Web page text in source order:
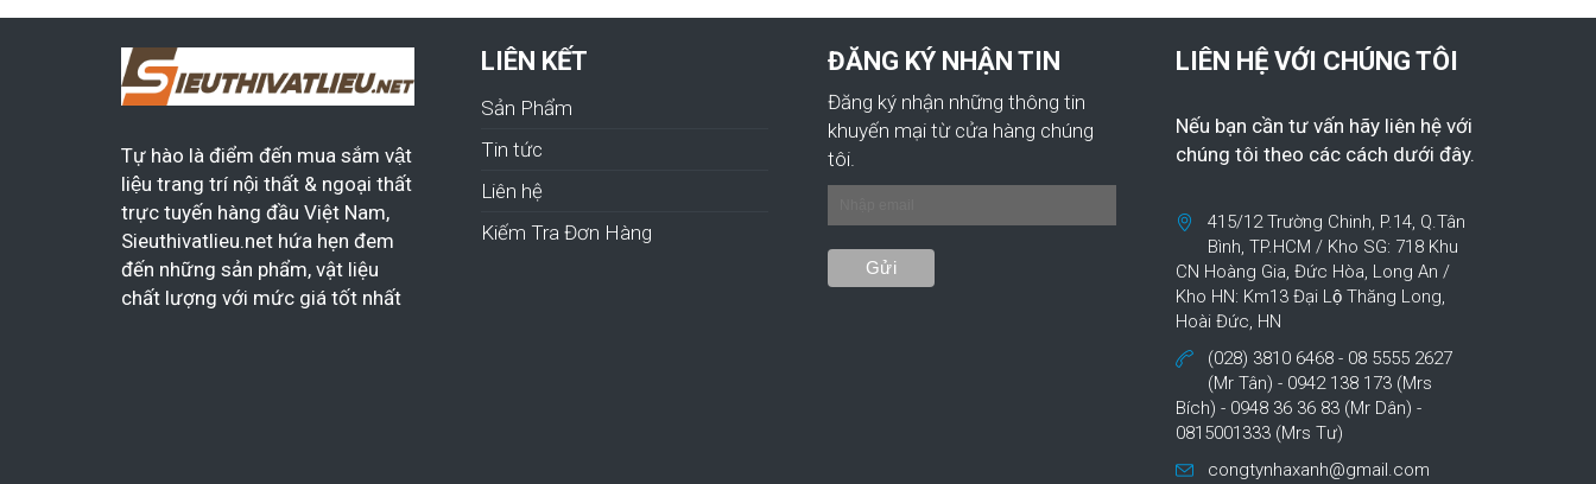
Tự hào là điểm đến mua sắm vật
liệu trang trí nội thất & ngoại thất
trực tuyến hàng đầu Việt Nam,
Sieuthivatlieu.net hứa hẹn đem
đến những sản phẩm, vật liệu
chất lượng với mức giá tốt nhất
LIÊN KẾT
Sản Phẩm
Tin tức
Liên hệ
Kiếm Tra Đơn Hàng
ĐĂNG KÝ NHẬN TIN
Đăng ký nhận những thông tin
khuyến mại từ cửa hàng chúng
tôi.
LIÊN HỆ VỚI CHÚNG TÔI
Nếu bạn cần tư vấn hãy liên hệ với
chúng tôi theo các cách dưới đây.
415/12 Trường Chinh, P.14, Q.Tân
Bình, TP.HCM / Kho SG: 718 Khu
CN Hoàng Gia, Đức Hòa, Long An /
Kho HN: Km13 Đại Lộ Thăng Long,
Hoài Đức, HN
(028) 3810 6468 - 08 5555 2627
(Mr Tân) - 0942 138 173 (Mrs
Bích) - 0948 36 36 83 (Mr Dân) -
0815001333 (Mrs Tư)
congtynhaxanh@gmail.com